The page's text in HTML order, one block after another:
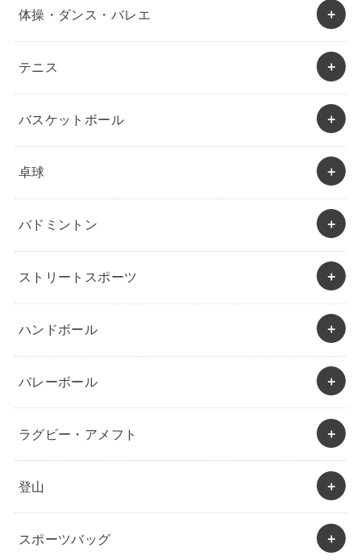
体操・ダンス・バレエ
テニス
バスケットボール
卓球
バドミントン
ストリートスポーツ
ハンドボール
バレーボール
ラグビー・アメフト
登山
スポーツバッグ